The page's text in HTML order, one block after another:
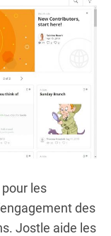
les
des
Jostle aide les